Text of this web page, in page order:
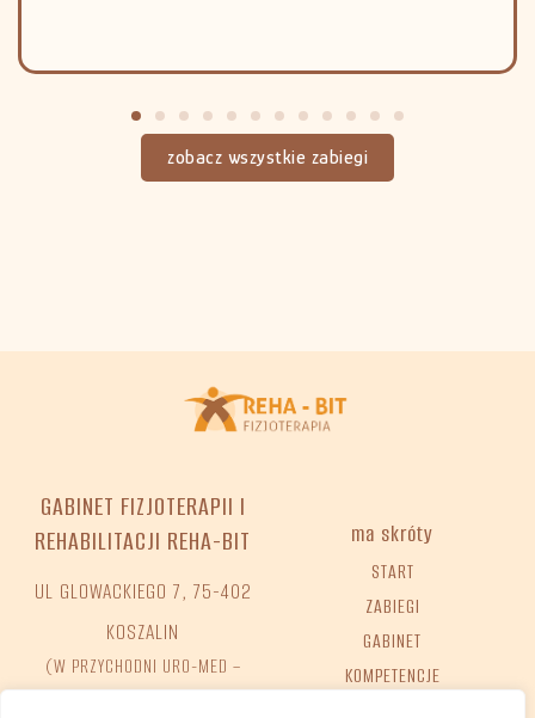
zobacz wszystkie zabiegi
GABINET FIZJOTERAPII I
REHABILITACJI REHA-BIT
UL GLOWACKIEGO 7, 75-402
KOSZALIN
(W PRZYCHODNI URO-MED –
ma skróty
START
ZABIEGI
GABINET
KOMPETENCJE